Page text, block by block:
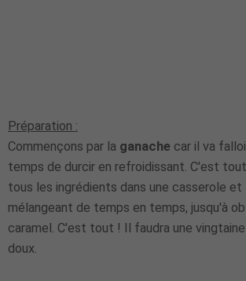
Préparation :
Commençons par la ganache car il va
temps de durcir en refroidissant. C'est
tous les ingrédients dans une casserole
mélangeant de temps en temps, jusqu'à
caramel. C'est tout ! Il faudra une
doux.